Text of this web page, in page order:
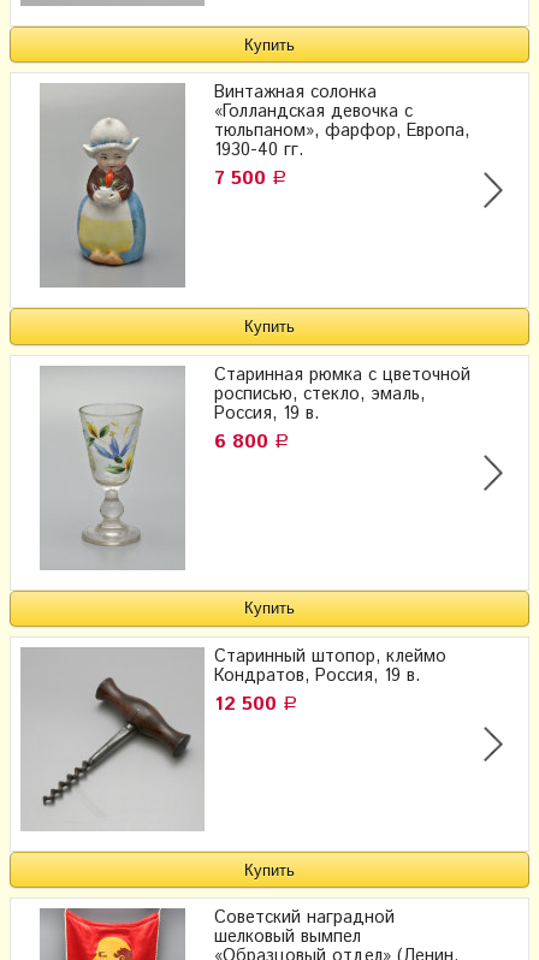
Винтажная солонка
«Голландская девочка с
тюльпаном», фарфор, Европа,
1930-40 гг.
7 500 Р
Старинная рюмка с цветочной
росписью, стекло, эмаль,
Россия, 19 в.
6 800 Р
Старинный штопор, клеймо
Кондратов, Россия, 19 в.
12 500 Р
Советский наградной
шелковый вымпел